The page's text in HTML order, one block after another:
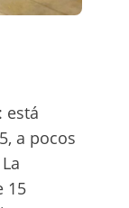
está
a pocos
15